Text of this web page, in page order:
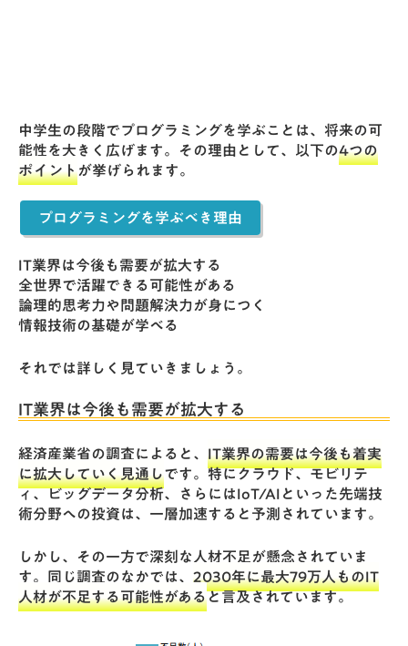
中学生の段階でプログラミングを学ぶことは、将来の可
能性を大きく広げます。その理由として、以下の4つの
ポイントが挙げられます。
プログラミングを学ぶべき理由
IT業界は今後も需要が拡大する
全世界で活躍できる可能性がある
論理的思考力や問題解決力が身につく
情報技術の基礎が学べる
それでは詳しく見ていきましょう。
IT業界は今後も需要が拡大する
経済産業省の調査によると、 IT業界の需要は今後も着実
に拡大していく見通しです。特にクラウド、モビリテ
ィ、ビッグデータ分析、さらにはIoT/AIといった先端技
術分野への投資は、一層加速すると予測されています。
しかし、その一方で深刻な人材不足が懸念されていま
す。同じ調査のなかでは、 2030年に最大79万人ものIT
人材が不足する可能性があると言及されています。